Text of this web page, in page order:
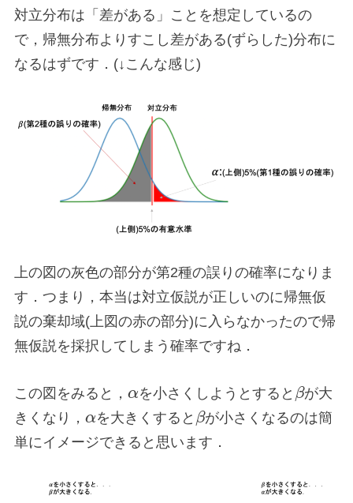
対立分布は「差がある」ことを想定しているの
で，帰無分布よりすこし差がある(ずらした)分布に
なるはずです．(↓こんな感じ)
上の図の灰色の部分が第2種の誤りの確率になりま
す．つまり，本当は対立仮説が正しいのに帰無仮
説の棄却域(上図の赤の部分)に入らなかったので帰
無仮説を採択してしまう確率ですね．
この図をみると， αを小さくしようとすると βが大
きくなり， αを大きくすると βが小さくなるのは簡
単にイメージできると思います．